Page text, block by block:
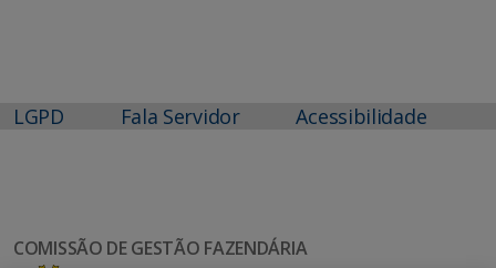
LGPD Fala Servidor Acessibilidade
COMISSÃO DE GESTÃO FAZENDÁRIA